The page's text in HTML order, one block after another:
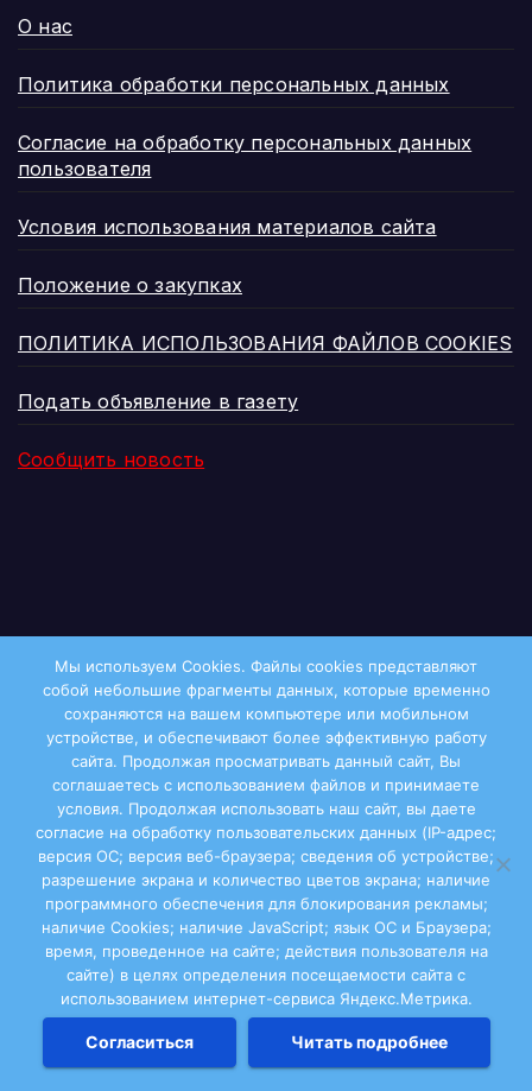
О нас
Политика обработки персональных данных
Согласие на обработку персональных данных
пользователя
Условия использования материалов сайта
Положение о закупках
ПОЛИТИКА ИСПОЛЬЗОВАНИЯ ФАЙЛОВ COOKIES
Подать объявление в газету
Сообщить новость
Справочная
Администрация МО «Виноградовский
муниципальный район»
Администрация МО «Березниковское»
Детские сады Виноградовского района
Больницы и ФАПы
Почтовые индексы Виноградовского района»
Наши партнёры
Мы используем Cookies. Файлы сookies представляют
собой небольшие фрагменты данных, которые временно
сохраняются на вашем компьютере или мобильном
устройстве, и обеспечивают более эффективную работу
сайта. Продолжая просматривать данный сайт, Вы
соглашаетесь с использованием файлов и принимаете
условия. Продолжая использовать наш сайт, вы даете
согласие на обработку пользовательских данных (IP-адрес;
версия ОС; версия веб-браузера; сведения об устройстве;
разрешение экрана и количество цветов экрана; наличие
программного обеспечения для блокирования рекламы;
наличие Cookies; наличие JavaScript; язык ОС и Браузера;
время, проведенное на сайте; действия пользователя на
сайте) в целях определения посещаемости сайта с
использованием интернет-сервиса Яндекс.Метрика.
Согласиться Читать подробнее